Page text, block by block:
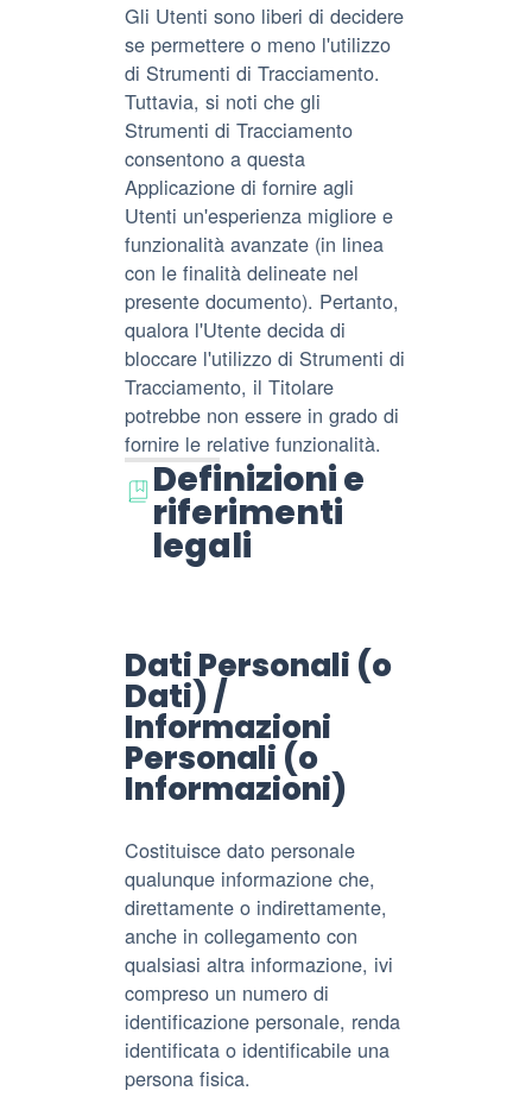
Gli Utenti sono liberi di decidere
se permettere o meno l'utilizzo
di Strumenti di Tracciamento.
Tuttavia, si noti che gli
Strumenti di Tracciamento
consentono a questa
Applicazione di fornire agli
Utenti un'esperienza migliore e
funzionalità avanzate (in linea
con le finalità delineate nel
presente documento). Pertanto,
qualora l'Utente decida di
bloccare l'utilizzo di Strumenti di
Tracciamento, il Titolare
potrebbe non essere in grado di
fornire le relative funzionalità.
Definizioni e
riferimenti
legali
Dati Personali (o
Dati) /
Informazioni
Personali (o
Informazioni)
Costituisce dato personale
qualunque informazione che,
direttamente o indirettamente,
anche in collegamento con
qualsiasi altra informazione, ivi
compreso un numero di
identificazione personale, renda
identificata o identificabile una
persona fisica.